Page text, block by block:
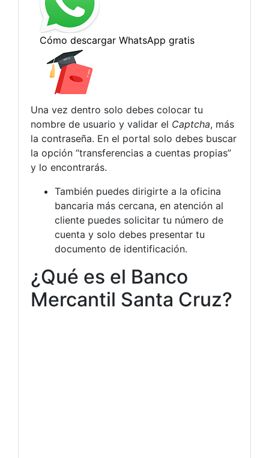
Una vez dentro solo debes colocar tu
nombre de usuario y validar el Captcha, más
la contraseña. En el portal solo debes buscar
la opción “transferencias a cuentas propias”
y lo encontrarás.
También puedes dirigirte a la oficina
bancaria más cercana, en atención al
cliente puedes solicitar tu número de
cuenta y solo debes presentar tu
documento de identificación.
¿Qué es el Banco
Mercantil Santa Cruz?